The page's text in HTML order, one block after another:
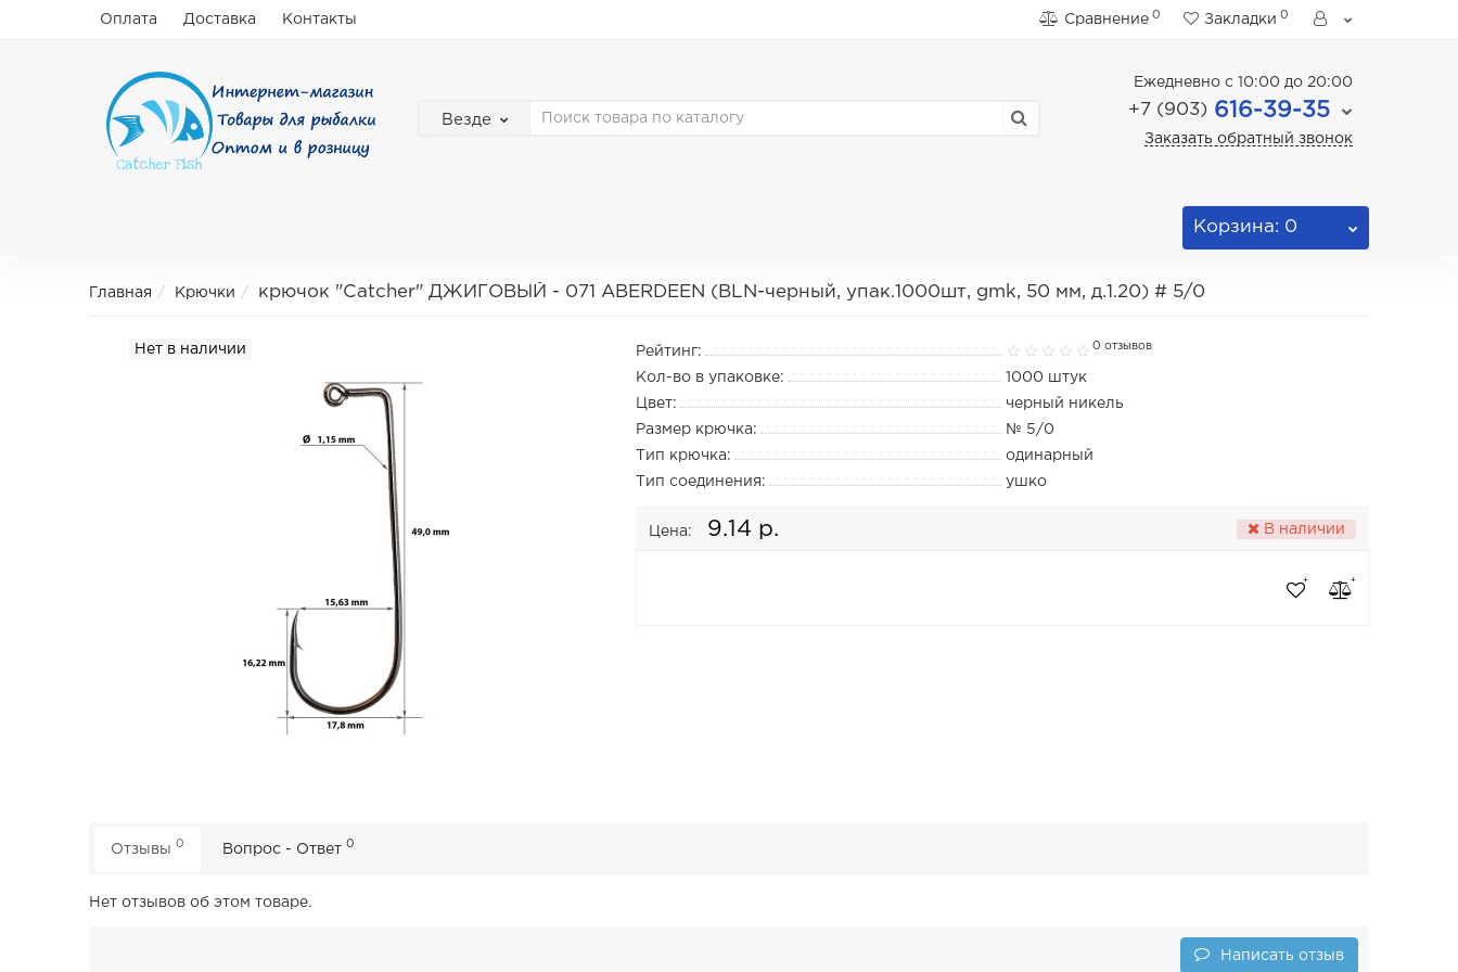
Оплата Доставка Контакты Сравнение 0 Закладки 0
Везде
Ежедневно с 10:00 до 20:00
+7 (903)616-39-35
Заказать обратный звонок
Корзина: 0
Главная Крючки крючок "Catcher" ДЖИГОВЫЙ - 071 ABERDEEN (BLN-черный, упак.1000шт, gmk, 50 мм, д.1.20) # 5/0
Нет в наличии Рейтинг: 0 отзывов
Кол-во в упаковке:
1000 штук
Цвет:
черный никель
Размер крючка:
№ 5/0
Тип крючка:
одинарный
Тип соединения:
ушко
Цена: 9.14 р. В наличии
Отзывы 0 Вопрос - Ответ0
Нет отзывов об этом товаре.
Написать отзыв